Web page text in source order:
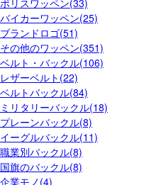
ポリスワッペン(33)
バイカーワッペン(25)
ブランドロゴ(51)
その他のワッペン(351)
ベルト・バックル(106)
レザーベルト(22)
ベルトバックル(84)
ミリタリーバックル(18)
プレーンバックル(8)
イーグルバックル(11)
職業別バックル(8)
国旗のバックル(8)
企業モノ(4)